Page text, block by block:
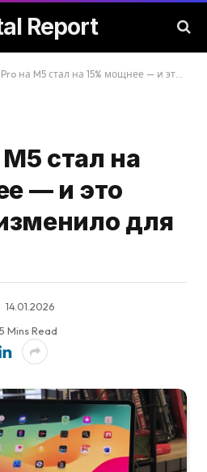
Report
M5 стал на 15% мощнее — и это ничего не изменило для геймеров
стал на
— и это
для
14.01.2026
5 Mins Read